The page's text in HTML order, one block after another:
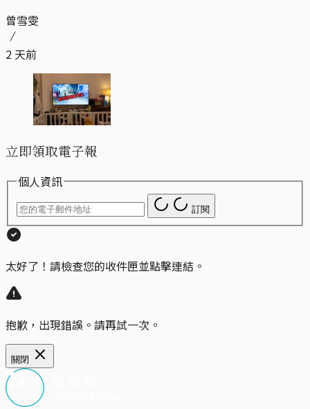
曾雪雯
2 天前
立即領取電子報
個人資訊
訂閱
太好了！請檢查您的收件匣並點擊連結。
抱歉，出現錯誤。請再試一次。
關閉